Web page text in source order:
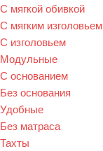
С мягкой обивкой
С мягким изголовьем
С изголовьем
Модульные
С основанием
Без основания
Удобные
Без матраса
Тахты